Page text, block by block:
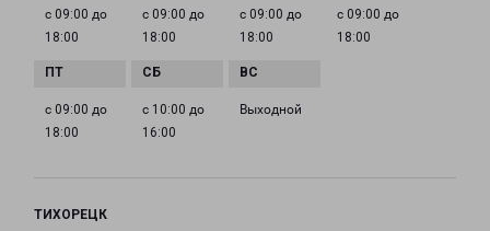
с 09:00 до
18:00
с 09:00 до
18:00
с 09:00 до
18:00
с 09:00 до
18:00
с 09:00 до
18:00
с 10:00 до
16:00
Выходной
ТИХОРЕЦК